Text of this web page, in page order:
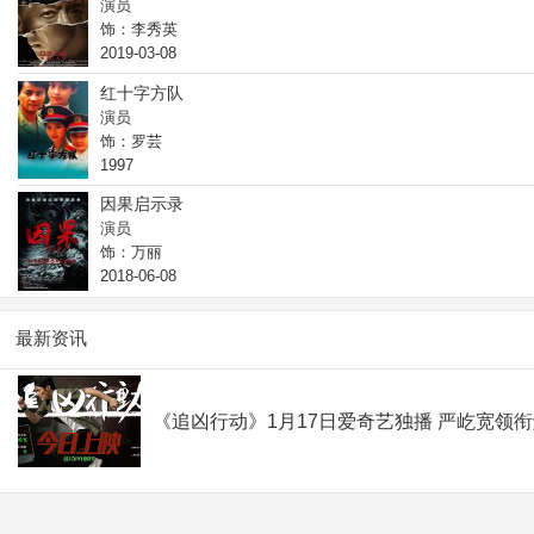
演员
饰：李秀英
2019-03-08
红十字方队
演员
饰：罗芸
1997
因果启示录
演员
饰：万丽
2018-06-08
最新资讯
《追凶行动》1月17日爱奇艺独播 严屹宽领